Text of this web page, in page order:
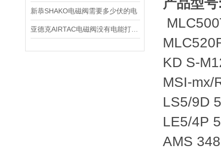
新恭SHAKO电磁阀需要多少伏的电
产品型
KD S-
MSI-mx/
LS5/9D
LE5/4P
AMS